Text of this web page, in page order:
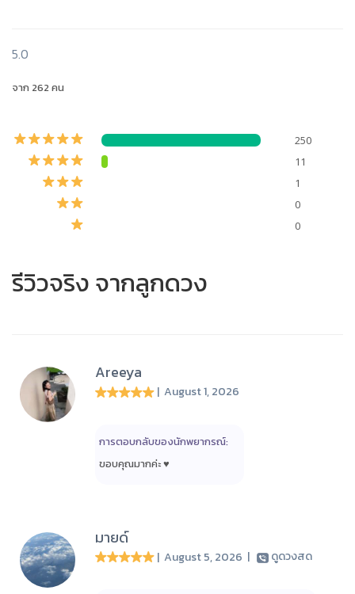
5.0
จาก 262 คน
250
11
1
0
0
รีวิวจริง จากลูกดวง
Areeya
| August 1, 2026
การตอบกลับของนักพยากรณ์:
ขอบคุณ​มาก​ค่ะ​ ♥️​
มายด์
| August 5, 2026 | ดูดวงสด